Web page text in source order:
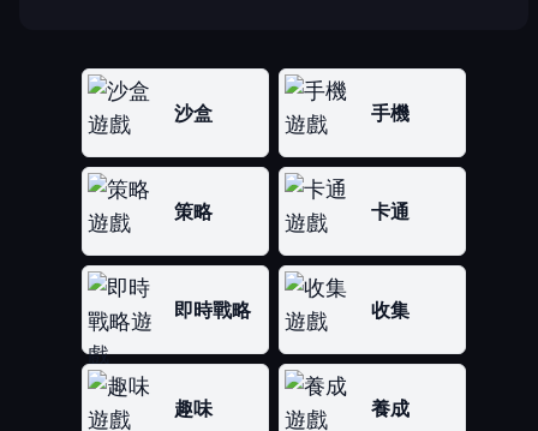
沙盒 手機
策略 卡通
即時戰略 收集
趣味 養成